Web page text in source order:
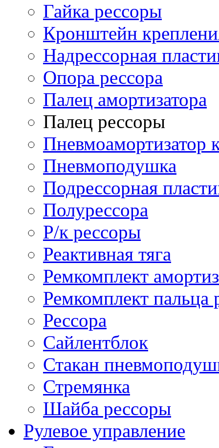
Гайка рессоры
Кронштейн
Надрессорная
Опора рессора
Палец амортизатора
Палец рессоры
Пневмоамортизатор
Пневмоподушка
Подрессорная
Полурессора
Р/к рессоры
Реактивная тяга
Ремкомплект
Ремкомплект пальца
Рессора
Сайлентблок
Стакан
Стремянка
Шайба рессоры
Рулевое управление